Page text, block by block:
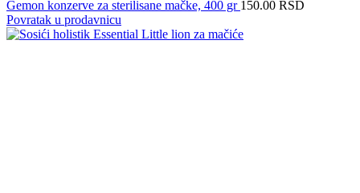
Gemon konzerve za sterilisane mačke, 400 gr 150.00 RSD
Povratak u prodavnicu